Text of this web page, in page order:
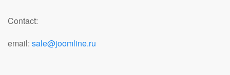
Contact:
email: sale@joomline.ru